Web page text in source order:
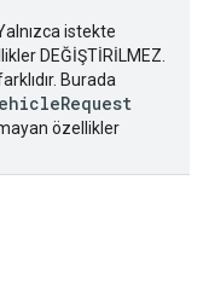
istekte
DEĞİŞTİRİLMEZ.
Burada
özellikler